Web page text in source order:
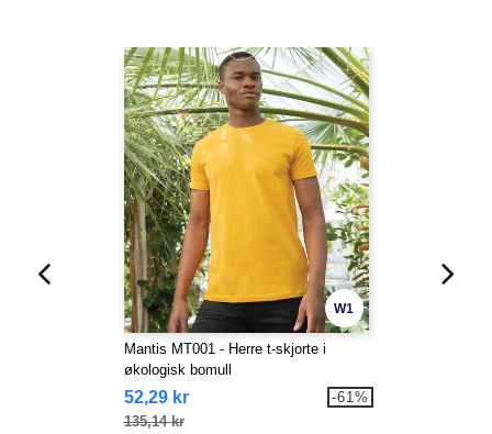
W1
Mantis MT001 - Herre t-skjorte i
økologisk bomull
52,29 kr
135,14 kr
-61%